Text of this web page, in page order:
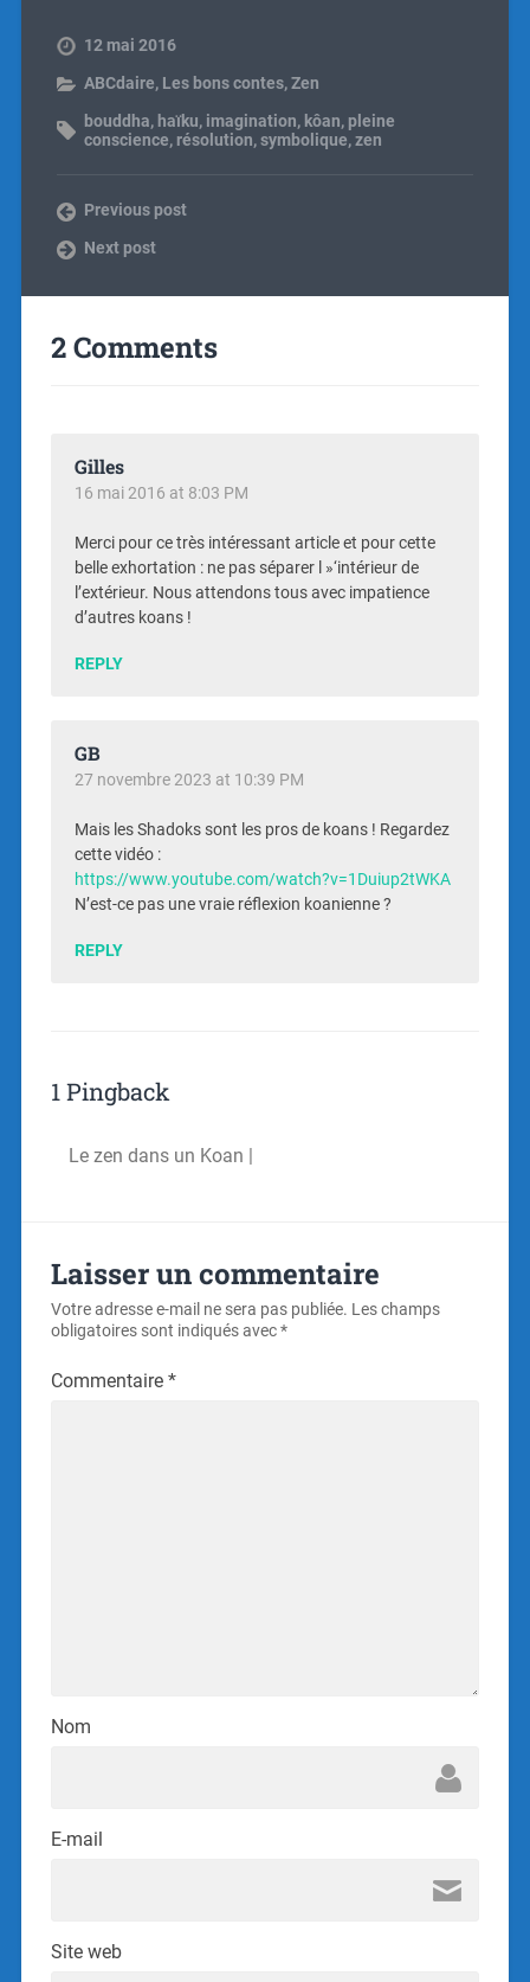
12 mai 2016
ABCdaire, Les bons contes,Zen
bouddha, haïku, imagination, kôan, pleine
conscience, résolution,symbolique,zen
Previous post
Next post
2 Comments
Gilles
16 mai 2016 at 8:03 PM
Merci pour ce très intéressant article et pour cette
belle exhortation : ne pas séparer l »‘intérieur de
l’extérieur. Nous attendons tous avec impatience
d’autres koans !
REPLY
GB
27 novembre 2023 at 10:39 PM
Mais les Shadoks sont les pros de koans ! Regardez
cette vidéo :
https://www.youtube.com/watch?v=1Duiup2tWKA
N’est-ce pas une vraie réflexion koanienne ?
REPLY
1 Pingback
Le zen dans un Koan |
Laisser un commentaire
Votre adresse e-mail ne sera pas publiée. Les champs
obligatoires sont indiqués avec*
Commentaire *
Nom
E-mail
Site web